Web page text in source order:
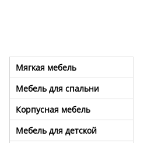
Мягкая мебель
Мебель для спальни
Корпусная мебель
Мебель для детской